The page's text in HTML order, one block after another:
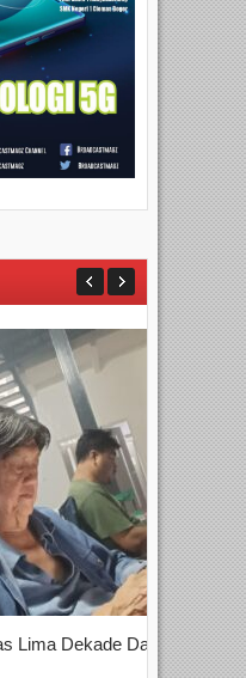
Lima Dekade Dalam